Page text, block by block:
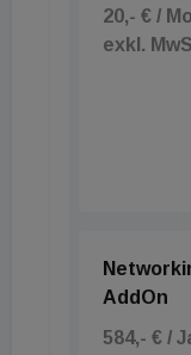
und
die
Vereinfachung
stärkere
mögliche
20,- € /
exkl.
AddOn
584,- € /